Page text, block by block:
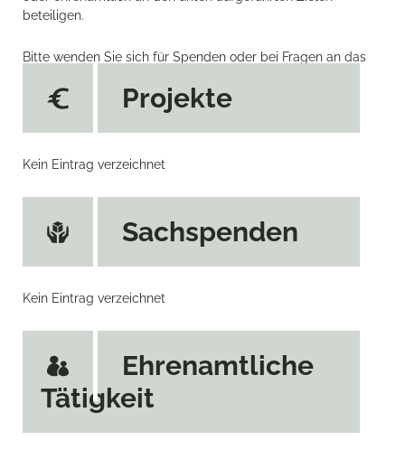
beteiligen.
Bitte wenden Sie sich für Spenden oder bei Fragen an das
Projekte
Kein Eintrag verzeichnet
Sachspenden
Kein Eintrag verzeichnet
Ehrenamtliche
Tätigkeit